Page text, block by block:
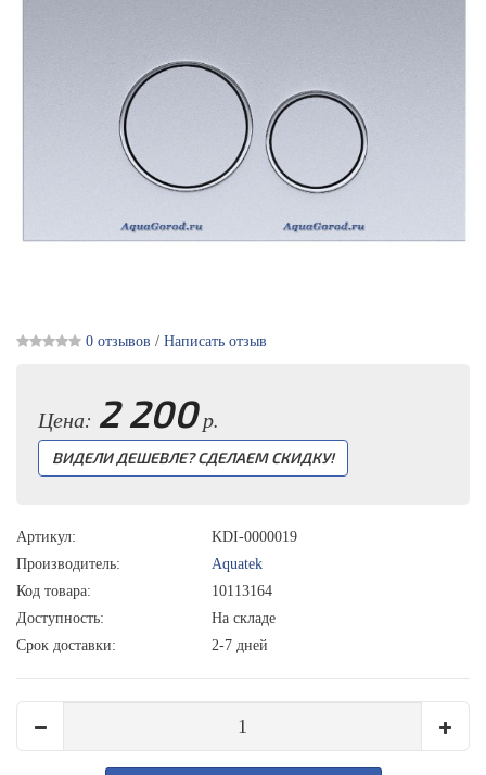
0 отзывов / Написать отзыв
Цена: 2 200р.
ВИДЕЛИ ДЕШЕВЛЕ? СДЕЛАЕМ СКИДКУ!
Артикул:
KDI-0000019
Производитель:
Aquatek
Код товара:
10113164
Доступность:
На складе
Срок доставки:
2-7 дней